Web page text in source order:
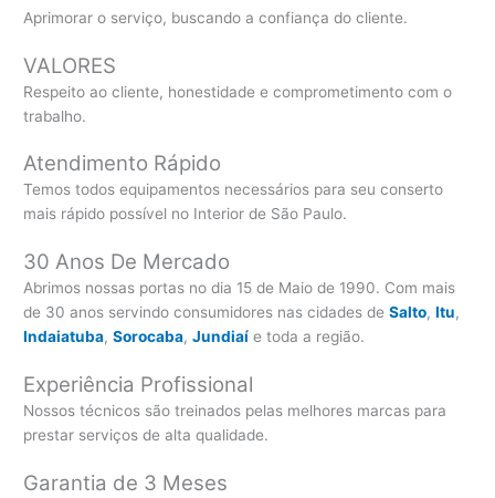
Aprimorar o serviço, buscando a confiança do cliente.
VALORES
Respeito ao cliente, honestidade e comprometimento com o
trabalho.
Atendimento Rápido
Temos todos equipamentos necessários para seu conserto
mais rápido possível no Interior de São Paulo.
30 Anos De Mercado
Abrimos nossas portas no dia 15 de Maio de 1990. Com mais
de 30 anos servindo consumidores nas cidades deSalto,Itu,
Indaiatuba,Sorocaba,Jundiaí e toda a região.
Experiência Profissional
Nossos técnicos são treinados pelas melhores marcas para
prestar serviços de alta qualidade.
Garantia de 3 Meses